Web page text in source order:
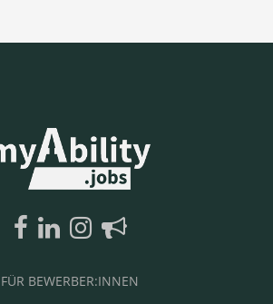
FÜR BEWERBER:INNEN